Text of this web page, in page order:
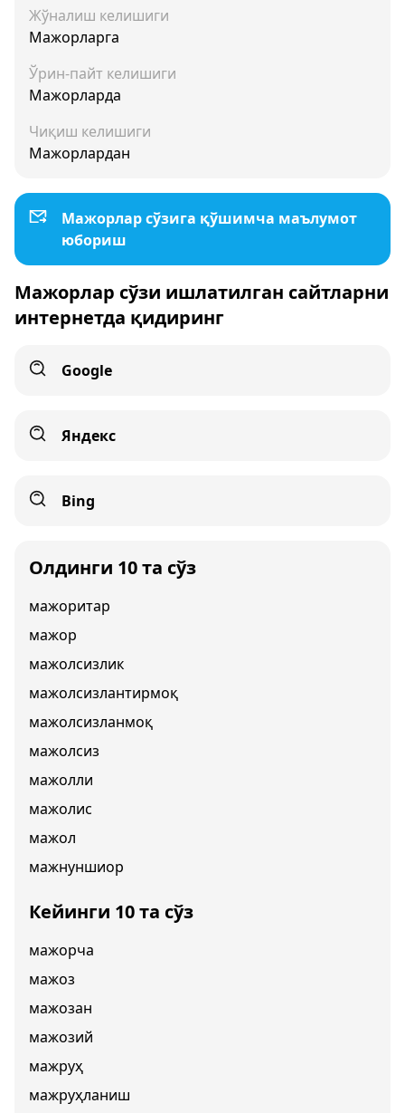
Жўналиш келишиги
Мажорларга
Ўрин-пайт келишиги
Мажорларда
Чиқиш келишиги
Мажорлардан
Мажорлар сўзига қўшимча маълумот
юбориш
Мажорлар сўзи ишлатилган сайтларни
интернетда қидиринг
Google
Яндекс
Bing
Олдинги 10 та сўз
мажоритар
мажор
мажолсизлик
мажолсизлантирмоқ
мажолсизланмоқ
мажолсиз
мажолли
мажолис
мажол
мажнуншиор
Кейинги 10 та сўз
мажорча
мажоз
мажозан
мажозий
мажруҳ
мажруҳланиш